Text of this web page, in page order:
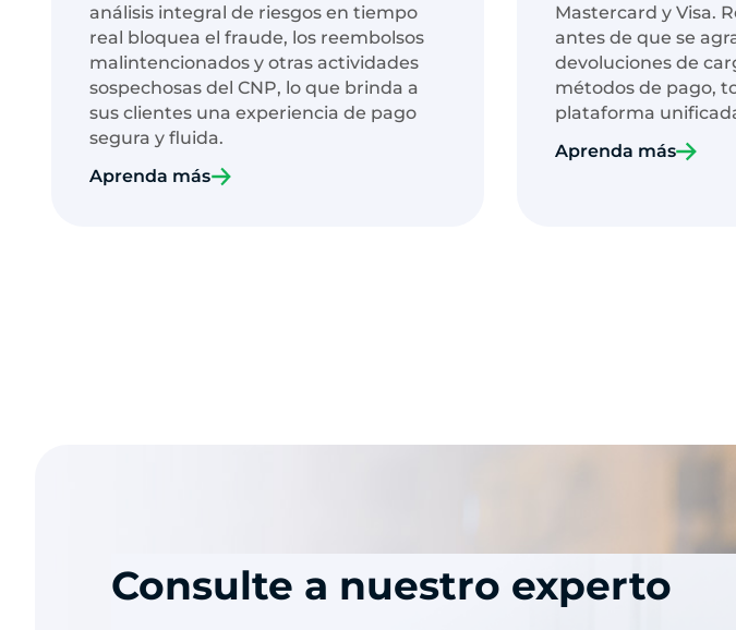
análisis integral de riesgos en tiempo
real bloquea el fraude, los reembolsos
malintencionados y otras actividades
sospechosas del CNP, lo que brinda a
sus clientes una experiencia de pago
segura y fluida.
Aprenda más
Mastercard y Visa.
antes de que se
devoluciones de
métodos de pago,
plataforma
Aprenda más
Consulte a nuestro experto